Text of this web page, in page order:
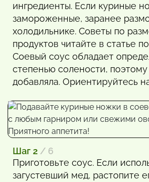
ингредиенты. Если куриные
замороженные, заранее
холодильнике. Советы по
продуктов читайте в статье
Соевый соус обладает
степенью солености, поэтому
добавляла. Ориентируйтесь
Шаг 2 / 6
Приготовьте соус. Если
загустевший мед, растопите